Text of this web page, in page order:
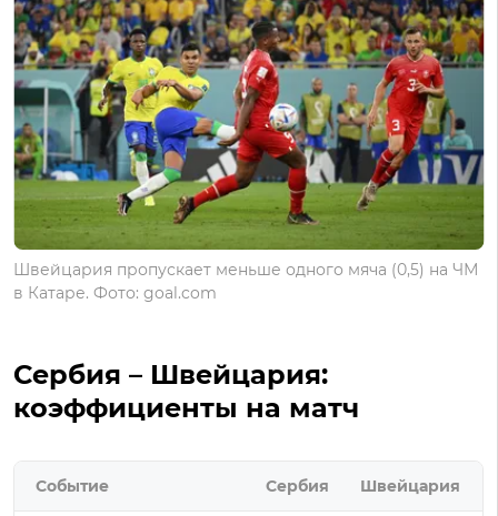
Швейцария пропускает меньше одного мяча (0,5) на ЧМ
в Катаре. Фото: goal.com
Сербия – Швейцария:
коэффициенты на матч
Событие Сербия Швейцария